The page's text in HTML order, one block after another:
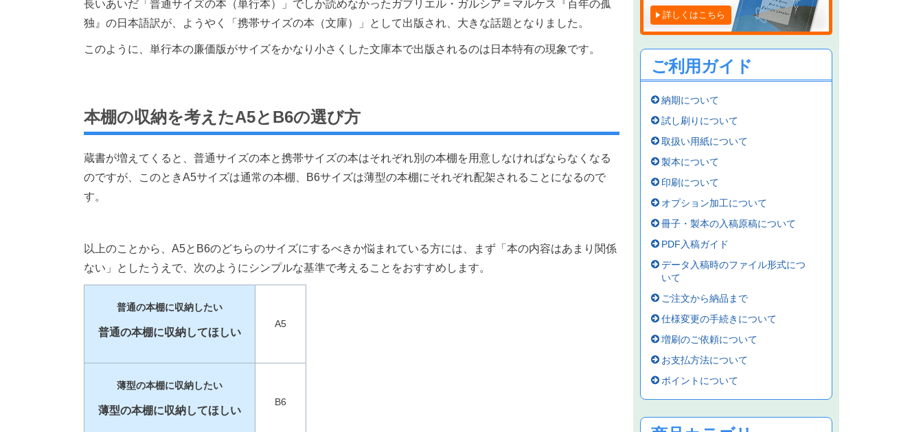
長いあいだ「普通サイズの本（単行本）」でしか読めなかったガブリエル・ガルシア＝マルケス『百年の孤
独』の日本語訳が、ようやく「携帯サイズの本（文庫）」として出版され、大きな話題となりました。
このように、単行本の廉価版がサイズをかなり小さくした文庫本で出版されるのは日本特有の現象です。
本棚の収納を考えたA5とB6の選び方
蔵書が増えてくると、普通サイズの本と携帯サイズの本はそれぞれ別の本棚を用意しなければならなくなる
のですが、このときA5サイズは通常の本棚、B6サイズは薄型の本棚にそれぞれ配架されることになるので
す。
以上のことから、A5とB6のどちらのサイズにするべきか悩まれている方には、まず「本の内容はあまり関係
ない」としたうえで、次のようにシンプルな基準で考えることをおすすめします。
普通の本棚に収納したい
普通の本棚に収納してほしい
A5
薄型の本棚に収納したい
薄型の本棚に収納してほしい
B6
詳しくはこちら
ご利用ガイド
納期について
試し刷りについて
取扱い用紙について
製本について
印刷について
オプション加工について
冊子・製本の入稿原稿について
PDF入稿ガイド
データ入稿時のファイル形式につ
いて
ご注文から納品まで
仕様変更の手続きについて
増刷のご依頼について
お支払方法について
ポイントについて